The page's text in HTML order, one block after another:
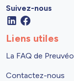
Suivez-nous
Liens utiles
La FAQ de Preuvéo
Contactez-nous